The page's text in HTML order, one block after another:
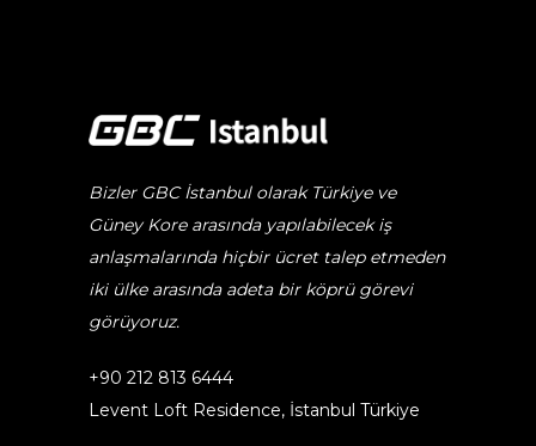
Bizler GBC İstanbul olarak Türkiye ve
Güney Kore arasında yapılabilecek iş
anlaşmalarında hiçbir ücret talep etmeden
iki ülke arasında adeta bir köprü görevi
görüyoruz.
+90 212 813 6444
Levent Loft Residence, İstanbul Türkiye